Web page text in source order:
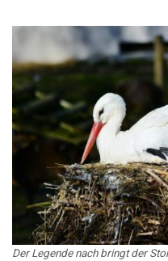
Der Legende nach bringt der